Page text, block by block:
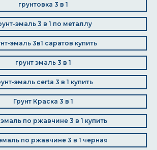
грунтовка 3 в 1
эмаль 3 в 1 по металлу
эмаль 3в1 саратов купить
грунт эмаль 3 в 1
эмаль certa 3 в 1 купить
Грунт Краска 3 в 1
эмаль по ржавчине 3 в 1 купить
по ржавчине 3 в 1 черная